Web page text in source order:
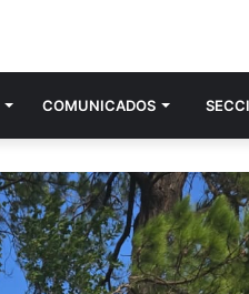
COMUNICADOS